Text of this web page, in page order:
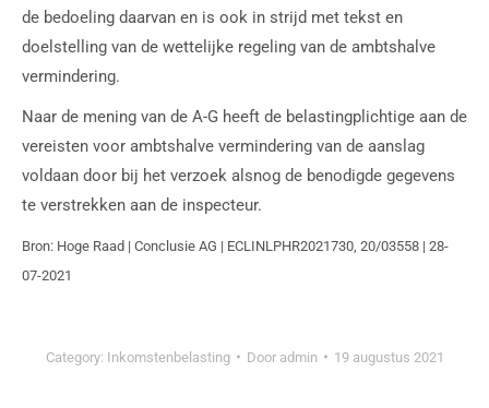
de bedoeling daarvan en is ook in strijd met tekst en
doelstelling van de wettelijke regeling van de ambtshalve
vermindering.
Naar de mening van de A-G heeft de belastingplichtige aan de
vereisten voor ambtshalve vermindering van de aanslag
voldaan door bij het verzoek alsnog de benodigde gegevens
te verstrekken aan de inspecteur.
Bron: Hoge Raad | Conclusie AG | ECLINLPHR2021730, 20/03558 | 28-
07-2021
Category: Inkomstenbelasting Door admin 19 augustus 2021